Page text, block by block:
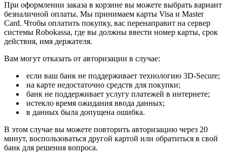
При оформлении заказа в корзине вы можете выбрать вариант
безналичной оплаты. Мы принимаем карты Visa и Master
Card. Чтобы оплатить покупку, вас перенаправит на сервер
системы Robokassa, где вы должны ввести номер карты, срок
действия, имя держателя.
Вам могут отказать от авторизации в случае:
если ваш банк не поддерживает технологию 3D-Secure;
на карте недостаточно средств для покупки;
банк не поддерживает услугу платежей в интернете;
истекло время ожидания ввода данных;
в данных была допущена ошибка.
В этом случае вы можете повторить авторизацию через 20
минут, воспользоваться другой картой или обратиться в свой
банк для решения вопроса.